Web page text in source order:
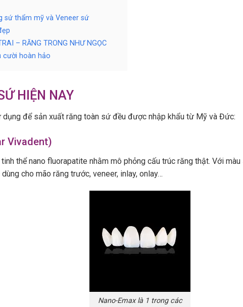
sứ thẩm mỹ và Veneer sứ
– RĂNG TRONG NHƯ NGỌC
cười hoàn hảo
HIỆN NAY
để sản xuất răng toàn sứ đều được nhập khẩu từ Mỹ và Đức:
Vivadent)
thể nano fluorapatite nhằm mô phỏng cấu trúc răng thật. Với
cho mão răng trước, veneer, inlay, onlay…
Nano-Emax là 1 trong các